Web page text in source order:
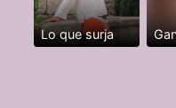
Lo que surja